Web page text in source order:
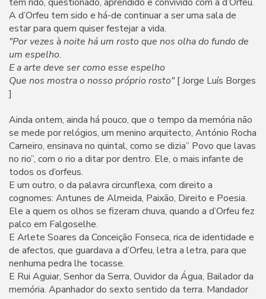
A d’Orfeu tem sido e há-de continuar a ser uma sala de
estar para quem quiser festejar a vida.
"Por vezes à noite há um rosto que nos olha do fundo de
um espelho.
E a arte deve ser como esse espelho
Que nos mostra o nosso próprio rosto"[ Jorge Luís Borges
]
Ainda ontem, ainda há pouco, que o tempo da memória não
se mede por relógios, um menino arquitecto, António Rocha
Carneiro, ensinava no quintal, como se dizia” Povo que lavas
no rio”, com o rio a ditar por dentro. Ele, o mais infante de
todos os d’orfeus.
E um outro, o da palavra circunflexa, com direito a
cognomes: Antunes de Almeida, Paixão, Direito e Poesia.
Ele a quem os olhos se fizeram chuva, quando a d’Orfeu fez
palco em Falgoselhe.
E Arlete Soares da Conceição Fonseca, rica de identidade e
de afectos, que guardava a d’Orfeu, letra a letra, para que
nenhuma pedra lhe tocasse.
E Rui Aguiar, Senhor da Serra, Ouvidor da Água, Bailador da
memória. Apanhador do sexto sentido da terra. Mandador